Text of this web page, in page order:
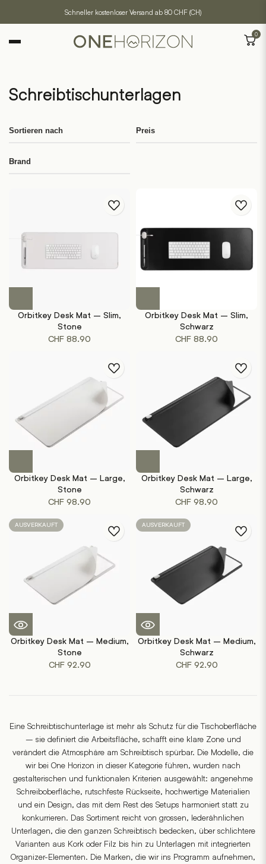
Schneller kostenloser Versand ab 80 CHF (CH)
0
Schreibtischunterlagen
Sortieren nach Preis
Brand
Orbitkey Desk Mat – Slim,
Stone
CHF 88.90
Orbitkey Desk Mat – Slim,
Schwarz
CHF 88.90
Orbitkey Desk Mat – Large,
Stone
CHF 98.90
Orbitkey Desk Mat – Large,
Schwarz
CHF 98.90
AUSVERKAUFT
Orbitkey Desk Mat – Medium,
Stone
CHF92.90
AUSVERKAUFT
Orbitkey Desk Mat – Medium,
Schwarz
CHF92.90
Eine Schreibtischunterlage ist mehr als Schutz für die Tischoberfläche
– sie definiert die Arbeitsfläche, schafft eine klare Zone und
verändert die Atmosphäre am Schreibtisch spürbar. Die Modelle, die
wir bei One Horizon in dieser Kategorie führen, wurden nach
gestalterischen und funktionalen Kriterien ausgewählt: angenehme
Schreiboberfläche, rutschfeste Rückseite, hochwertige Materialien
und ein Design, das mit dem Rest des Setups harmoniert statt zu
konkurrieren. Das Sortiment reicht von grossen, lederähnlichen
Unterlagen, die den ganzen Schreibtisch bedecken, über schlichtere
Varianten aus Kork oder Filz bis hin zu Unterlagen mit integrierten
Organizer-Elementen. Die Marken, die wir ins Programm aufnehmen,